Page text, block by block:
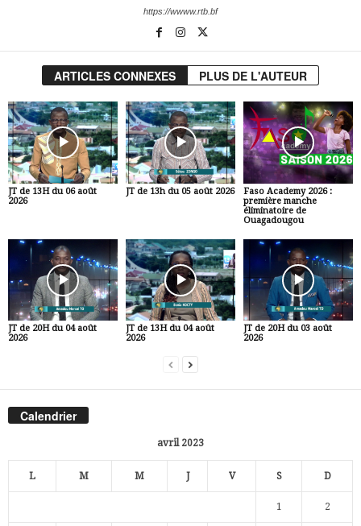
https://wwww.rtb.bf
ARTICLES CONNEXES PLUS DE L'AUTEUR
JT de 13H du 06 août
2026
JT de 13h du 05 août 2026
Faso Academy 2026 :
première manche
éliminatoire de
Ouagadougou
JT de 20H du 04 août
2026
JT de 13H du 04 août
2026
JT de 20H du 03 août
2026
Calendrier
avril 2023
L M M J V S D
1 2